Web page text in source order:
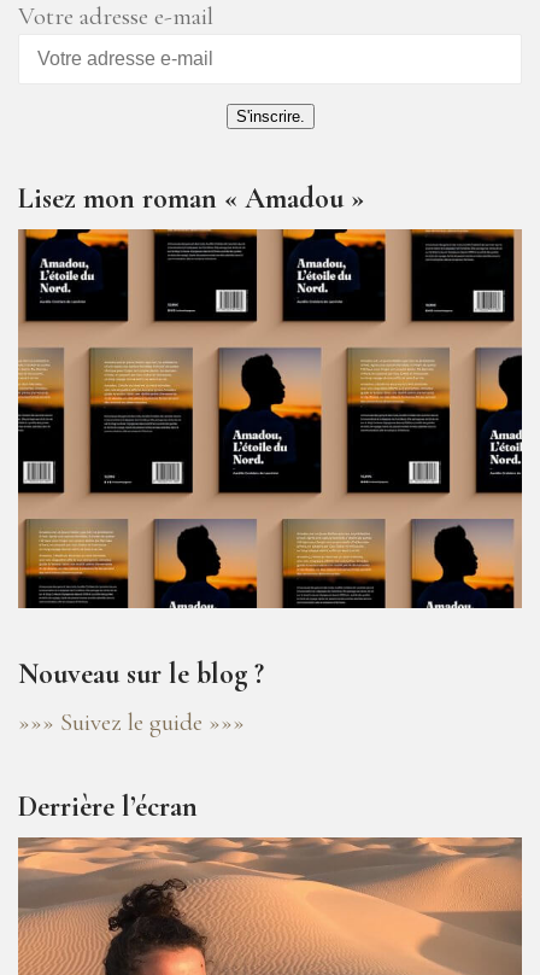
Votre adresse e-mail
S'inscrire.
Lisez mon roman « Amadou »
Nouveau sur le blog ?
»»» Suivez le guide »»»
Derrière l’écran